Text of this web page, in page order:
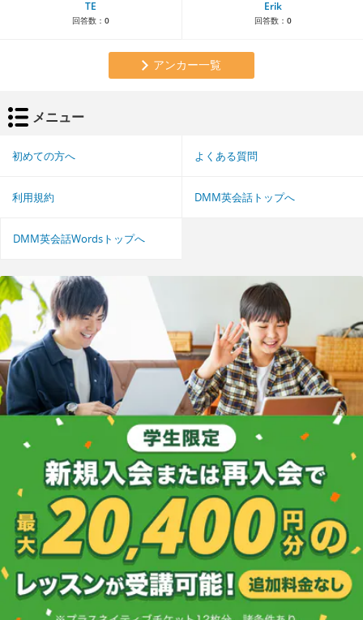
TE
回答数： 0
Erik
回答数： 0
アンカー一覧
メニュー
初めての方へ よくある質問
利用規約 DMM英会話トップへ
DMM英会話Wordsトップへ